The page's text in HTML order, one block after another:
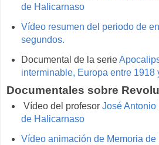
de Halicarnaso
Vídeo resumen del periodo de
segundos.
Documental de la serie
interminable, Europa entre 1918
Documentales sobre
Vídeo del profesorJosé Antonio
de Halicarnaso
Vídeo animación de Memoria de